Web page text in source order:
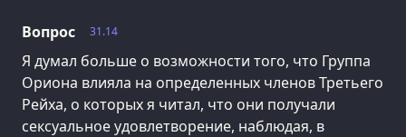
31.14
Вопрос
Я думал больше о возможности того, что Группа
Ориона влияла на определенных членов Третьего
Рейха, о которых я читал, что они получали
сексуальное удовлетворение, наблюдая, в